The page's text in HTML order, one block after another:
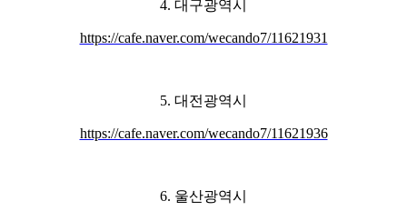
4. 대구광역시
https://cafe.naver.com/wecando7/11621931
5. 대전광역시
https://cafe.naver.com/wecando7/11621936
6. 울산광역시